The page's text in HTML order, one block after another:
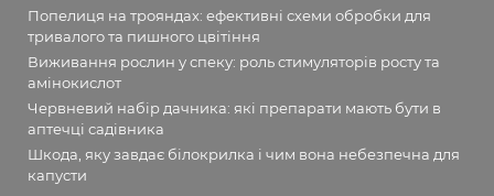
Попелиця на трояндах: ефективні схеми обробки для
тривалого та пишного цвітіння
Виживання рослин у спеку: роль стимуляторів росту та
амінокислот
Червневий набір дачника: які препарати мають бути в
аптечці садівника
Шкода, яку завдає білокрилка і чим вона небезпечна для
капусти